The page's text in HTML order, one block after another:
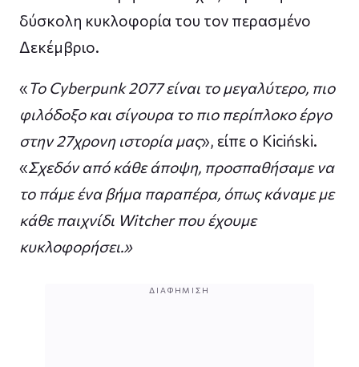
δύσκολη κυκλοφορία του τον περασμένο
Δεκέμβριο.
«Το Cyberpunk 2077 είναι το μεγαλύτερο, πιο
φιλόδοξο και σίγουρα το πιο περίπλοκο έργο
στην 27χρονη ιστορία μας», είπε ο Kiciński.
«Σχεδόν από κάθε άποψη, προσπαθήσαμε να
το πάμε ένα βήμα παραπέρα, όπως κάναμε με
κάθε παιχνίδι Witcher που έχουμε
κυκλοφορήσει.»
ΔΙΑΦΉΜΙΣΗ